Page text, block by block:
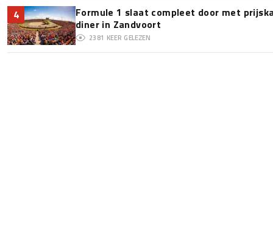
4
Formule 1 slaat compleet door met
diner in Zandvoort
2381 KEER GELEZEN